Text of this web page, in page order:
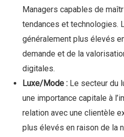
Managers capables de
tendances et technologies.
généralement plus élevés
demande et de la
digitales.
Luxe/Mode : Le secteur du
une importance capitale à
relation avec une clientèle
plus élevés en raison de la